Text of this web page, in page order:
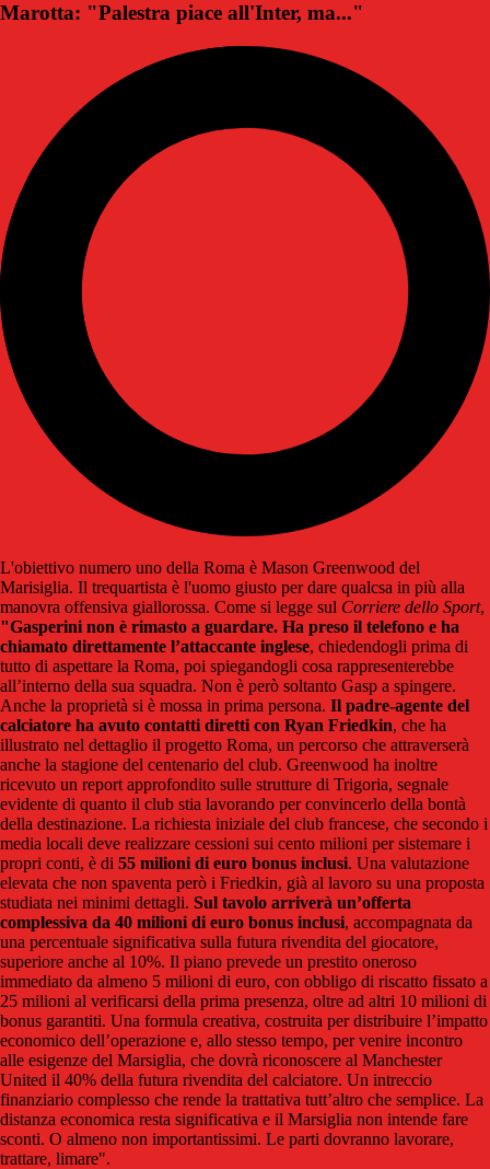
Marotta: "Palestra piace all'Inter, ma..."
L'obiettivo numero uno della Roma è Mason Greenwood del
Marisiglia. Il trequartista è l'uomo giusto per dare qualcsa in più alla
manovra offensiva giallorossa. Come si legge sul Corriere dello Sport,
"Gasperini non è rimasto a guardare. Ha preso il telefono e ha
chiamato direttamente l’attaccante inglese, chiedendogli prima di
tutto di aspettare la Roma, poi spiegandogli cosa rappresenterebbe
all’interno della sua squadra. Non è però soltanto Gasp a spingere.
Anche la proprietà si è mossa in prima persona. Il padre-agente del
calciatore ha avuto contatti diretti con Ryan Friedkin, che ha
illustrato nel dettaglio il progetto Roma, un percorso che attraverserà
anche la stagione del centenario del club. Greenwood ha inoltre
ricevuto un report approfondito sulle strutture di Trigoria, segnale
evidente di quanto il club stia lavorando per convincerlo della bontà
della destinazione. La richiesta iniziale del club francese, che secondo i
media locali deve realizzare cessioni sui cento milioni per sistemare i
propri conti, è di 55 milioni di euro bonus inclusi. Una valutazione
elevata che non spaventa però i Friedkin, già al lavoro su una proposta
studiata nei minimi dettagli. Sul tavolo arriverà un’offerta
complessiva da 40 milioni di euro bonus inclusi, accompagnata da
una percentuale significativa sulla futura rivendita del giocatore,
superiore anche al 10%. Il piano prevede un prestito oneroso
immediato da almeno 5 milioni di euro, con obbligo di riscatto fissato a
25 milioni al verificarsi della prima presenza, oltre ad altri 10 milioni di
bonus garantiti. Una formula creativa, costruita per distribuire l’impatto
economico dell’operazione e, allo stesso tempo, per venire incontro
alle esigenze del Marsiglia, che dovrà riconoscere al Manchester
United il 40% della futura rivendita del calciatore. Un intreccio
finanziario complesso che rende la trattativa tutt’altro che semplice. La
distanza economica resta significativa e il Marsiglia non intende fare
sconti. O almeno non importantissimi. Le parti dovranno lavorare,
trattare, limare".